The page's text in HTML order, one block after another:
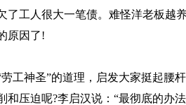
了工人很大一笔债。难怪洋老板越
原因了!
神圣”的道理，启发大家挺起腰
和压迫呢?李启汉说：“最彻底的办